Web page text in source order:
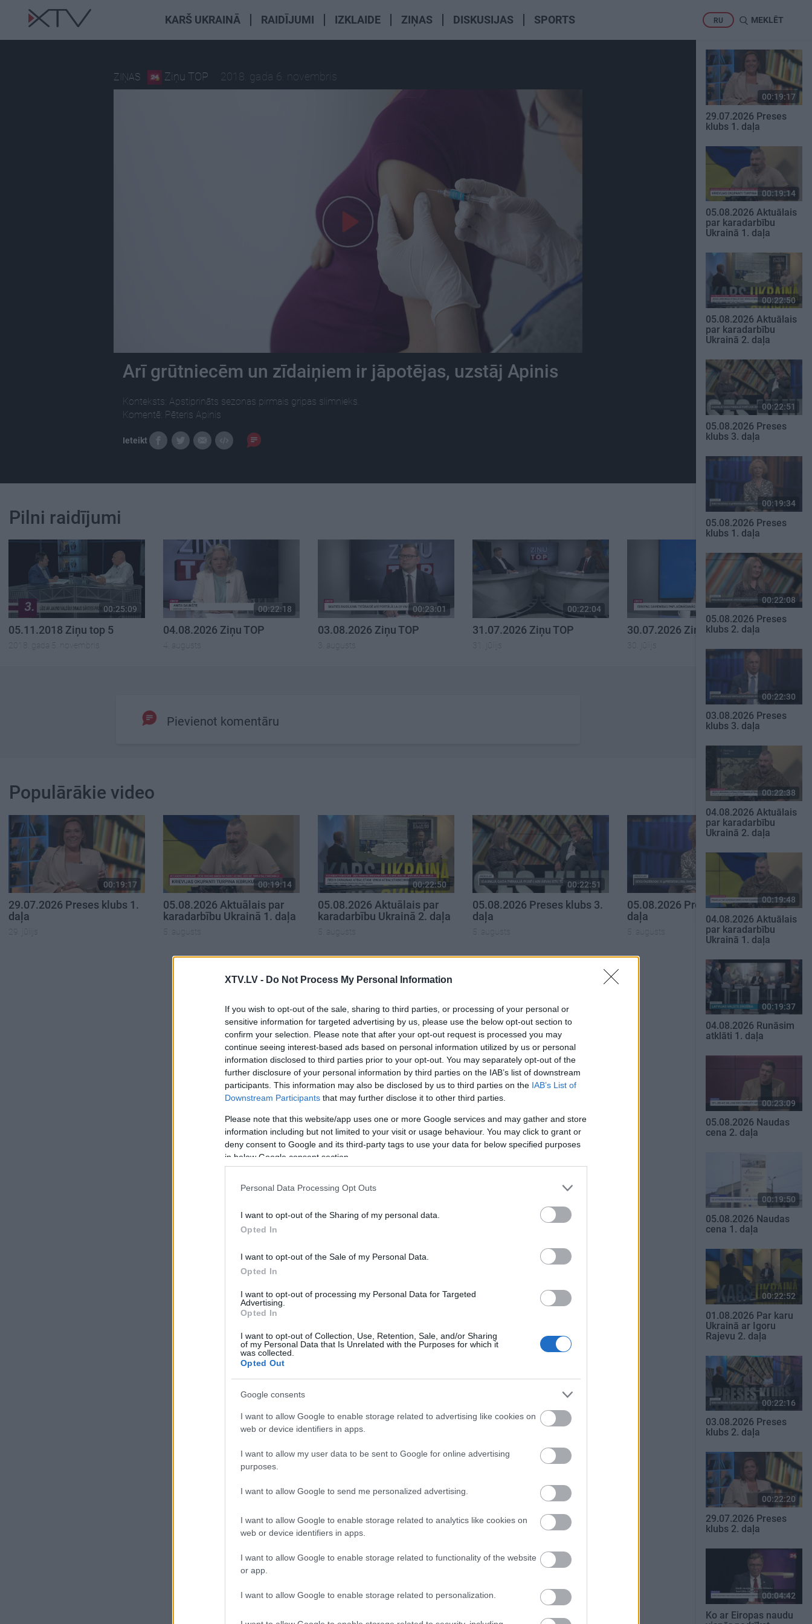
XTV.LV - Do Not Process My Personal Information
If you wish to opt-out of the sale, sharing to third parties, or processing of your personal or
sensitive information for targeted advertising by us, please use the below opt-out section to
confirm your selection. Please note that after your opt-out request is processed you may
continue seeing interest-based ads based on personal information utilized by us or personal
information disclosed to third parties prior to your opt-out. You may separately opt-out of the
further disclosure of your personal information by third parties on the IAB’s list of downstream
participants. This information may also be disclosed by us to third parties on the IAB’s List of
Downstream Participants that may further disclose it to other third parties.
Please note that this website/app uses one or more Google services and may gather and store
information including but not limited to your visit or usage behaviour. You may click to grant or
deny consent to Google and its third-party tags to use your data for below specified purposes
in below Google consent section.
Personal Data Processing Opt Outs
I want to opt-out of the Sharing of my personal data.
Opted In
I want to opt-out of the Sale of my Personal Data.
Opted In
I want to opt-out of processing my Personal Data for Targeted
Advertising.
Opted In
I want to opt-out of Collection, Use, Retention, Sale, and/or Sharing
of my Personal Data that Is Unrelated with the Purposes for which it
was collected.
Opted Out
Google consents
I want to allow Google to enable storage related to advertising like cookies on
web or device identifiers in apps.
I want to allow my user data to be sent to Google for online advertising
purposes.
I want to allow Google to send me personalized advertising.
I want to allow Google to enable storage related to analytics like cookies on
web or device identifiers in apps.
I want to allow Google to enable storage related to functionality of the website
or app.
I want to allow Google to enable storage related to personalization.
KARŠ UKRAINĀ RAIDĪJUMI IZKLAIDE ZIŅAS DISKUSIJAS SPORTS RU MEKLĒT
ZIŅAS Ziņu TOP 2018. gada 6. novembris
Arī grūtniecēm un zīdaiņiem ir jāpotējas, uzstāj Apinis
Konteksts: Apstiprināts sezonas pirmais gripas slimnieks.
Komentē: Pēteris Apinis
Ieteikt
Pilni raidījumi
00:25:09
05.11.2018 Ziņu top 5
2018. gada 5. novembris
00:22:18
04.08.2026 Ziņu TOP
4. augusts
00:23:01
03.08.2026 Ziņu TOP
3. augusts
00:22:04
31.07.2026 Ziņu TOP
31. jūlijs
00:23:00
30.07.2026 Ziņu TOP
30. jūlijs
Pievienot komentāru
Populārākie video
00:19:17
29.07.2026 Preses klubs 1.
daļa
29. jūlijs
00:19:14
05.08.2026 Aktuālais par
karadarbību Ukrainā 1. daļa
5. augusts
00:22:50
05.08.2026 Aktuālais par
karadarbību Ukrainā 2. daļa
5. augusts
00:22:51
05.08.2026 Preses klubs 3.
daļa
5. augusts
00:19:34
05.08.2026 Preses klubs 1.
daļa
5. augusts
SKATĪT VISUS
00:19:17
29.07.2026 Preses
klubs 1. daļa
00:19:14
05.08.2026 Aktuālais
par karadarbību
Ukrainā 1. daļa
00:22:50
05.08.2026 Aktuālais
par karadarbību
Ukrainā 2. daļa
00:22:51
05.08.2026 Preses
klubs 3. daļa
00:19:34
05.08.2026 Preses
klubs 1. daļa
00:22:08
05.08.2026 Preses
klubs 2. daļa
00:22:30
03.08.2026 Preses
klubs 3. daļa
00:22:38
04.08.2026 Aktuālais
par karadarbību
Ukrainā 2. daļa
00:19:48
04.08.2026 Aktuālais
par karadarbību
Ukrainā 1. daļa
00:19:37
04.08.2026 Runāsim
atklāti 1. daļa
00:23:09
05.08.2026 Naudas
cena 2. daļa
00:19:50
05.08.2026 Naudas
cena 1. daļa
00:22:52
01.08.2026 Par karu
Ukrainā ar Igoru
Rajevu 2. daļa
00:22:16
03.08.2026 Preses
klubs 2. daļa
00:22:20
29.07.2026 Preses
klubs 2. daļa
00:04:42
Ko ar Eiropas naudu